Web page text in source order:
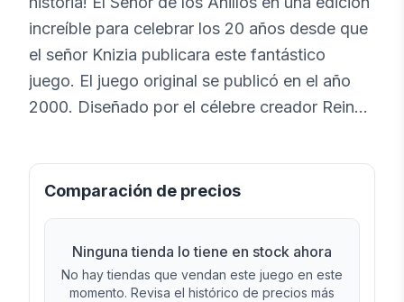
increíble para celebrar los 20 años desde que
el señor Knizia publicara este fantástico
juego. El juego original se publicó en el año
2000. Diseñado por el célebre creador Reiner
ilustrado por la pareja creativa formada por
Bluguy y John Howe, El Señor de los Anillos
en sus libros a un tablero de juego. Una
experiencia lúdica para hasta 5 jugadores, con
Comparación de precios
Ninguna tienda lo tiene en stock ahora
No hay tiendas que vendan este juego en este
momento. Revisa el histórico de precios más